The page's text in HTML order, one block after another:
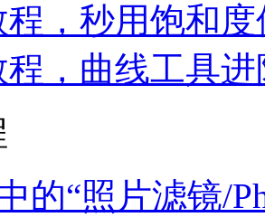
，秒用饱和
，曲线工具
的“照片滤镜/